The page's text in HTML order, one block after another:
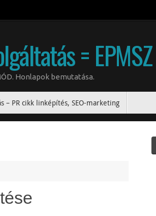
= EPMSZ
Honlapok bemutatása.
– PR cikk linképítés, SEO-marketing